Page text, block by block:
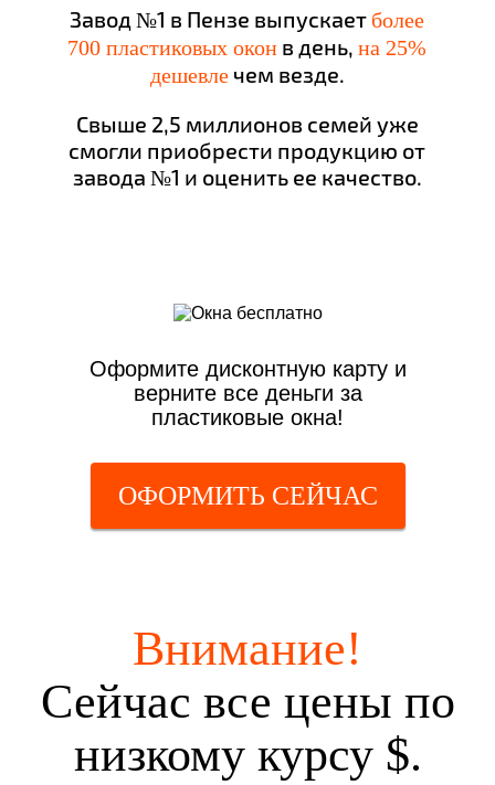
Завод №1 в Пензе выпускает более
700 пластиковых окон в день,на 25%
дешевлечем везде.
Свыше 2,5 миллионов семей уже
смогли приобрести продукцию от
завода №1 и оценить ее качество.
Оформите дисконтную карту и
верните все деньги за
пластиковые окна!
ОФОРМИТЬ СЕЙЧАС
Внимание!
Сейчас все цены по
низкому курсу $.